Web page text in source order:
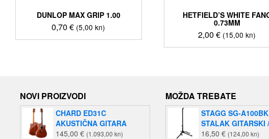
DUNLOP MAX GRIP 1.00
0,70€ (5,00 kn)
HETFIELD’S WHITE
0.73MM
2,00€ (15,00 kn)
NOVI PROIZVODI
CHARD ED31C
AKUSTIČNA GITARA
145,00 € (1.093,00 kn)
MOŽDA TREBATE
STAGG SG-A100BK
STALAK GITARSKI
16,50 € (124,00 kn)